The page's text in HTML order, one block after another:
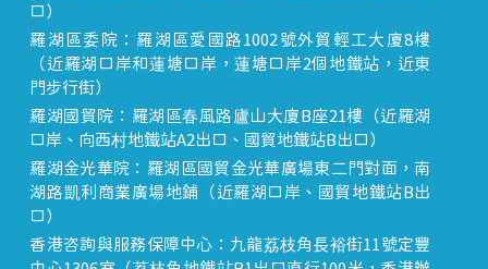
口）
羅湖區委院：羅湖區愛國路1002號外貿輕工大廈8樓
（近羅湖口岸和蓮塘口岸，蓮塘口岸2個地鐵站，近東
門步行街）
羅湖國貿院：羅湖區春風路廬山大廈B座21樓（近羅湖
口岸、向西村地鐵站A2出口、國貿地鐵站B出口）
羅湖金光華院：羅湖區國貿金光華廣場東二門對面，南
湖路凱利商業廣場地鋪（近羅湖口岸、國貿地鐵站B出
口）
香港咨詢與服務保障中心：九龍荔枝角長裕街11號定豐